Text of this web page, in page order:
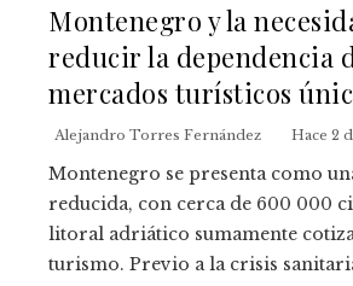
Montenegro y la
reducir la dependencia
mercados turísticos
Alejandro Torres Fernández Hace 2
Montenegro se presenta como
reducida, con cerca de 600 000
litoral adriático sumamente
turismo. Previo a la crisis